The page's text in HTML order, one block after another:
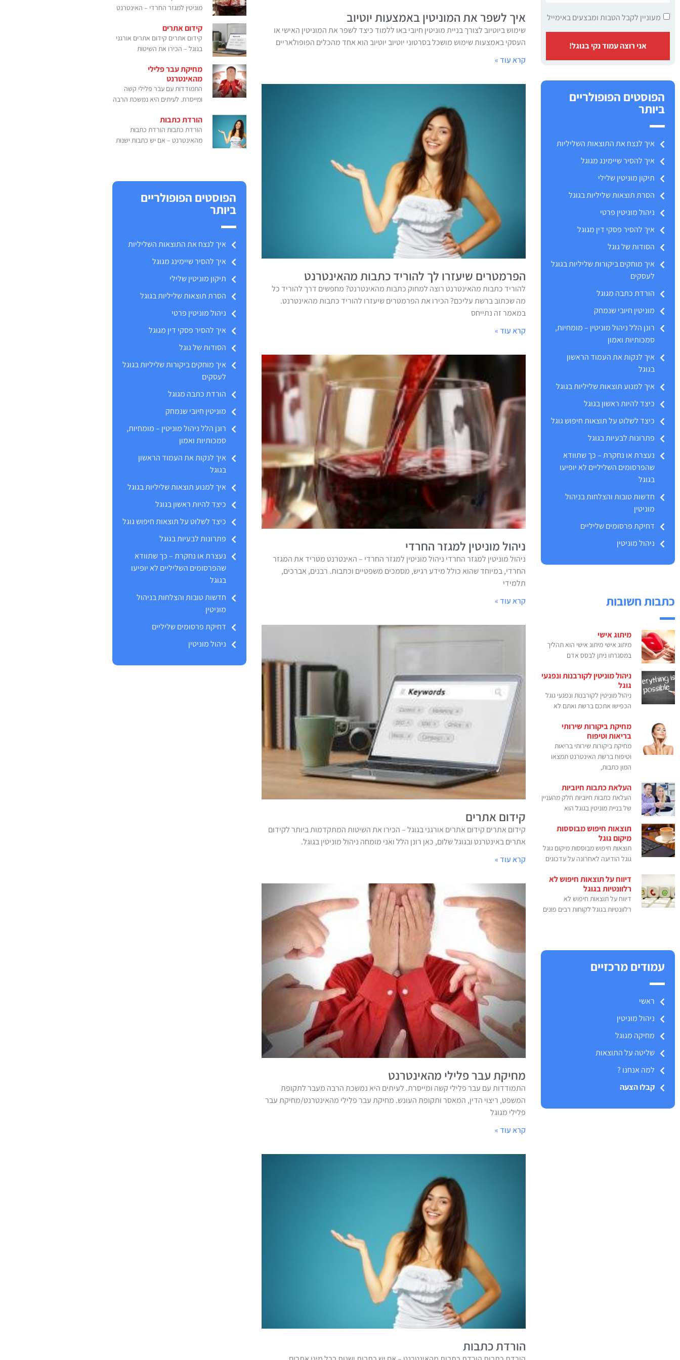
מעוניין לקבל הטבות ומבצעים באימייל
אני רוצה עמוד נקי בגוגל!
הפוסטים הפופולריים
ביותר
איך לנצח את התוצאות השליליות
איך להסיר שיימינג מגוגל
תיקון מוניטין שלילי
הסרת תוצאות שליליות בגוגל
ניהול מוניטין פרטי
איך להסיר פסקי דין מגוגל
הסודות של גוגל
איך מוחקים ביקורות שליליות בגוגל
לעסקים
הורדת כתבה מגוגל
מוניטין חיובי שנמחק
רונן הלל ניהול מוניטין – מומחיות,
סמכותיות ואמון
איך לנקות את העמוד הראשון
בגוגל
איך למנוע תוצאות שליליות בגוגל
כיצד להיות ראשון בגוגל
כיצד לשלוט על תוצאות חיפוש גוגל
פתרונות לבעיות בגוגל
נעצרת או נחקרת – כך שתוודא
שהפרסומים השליליים לא יופיעו
בגוגל
חדשות טובות והצלחות בניהול
מוניטין
דחיקת פרסומים שליליים
ניהול מוניטין
כתבות חשובות
מיתוג אישי
מיתוג אישי מיתוג אישי הוא תהליך
במסגרתו ניתן לבסס אדם
ניהול מוניטין לקורבנות ונפגעי
גוגל
ניהול מוניטין לקורבנות ונפגעי גוגל
הכפישו אתכם ברשת ואתם לא
מחיקת ביקורות שירותי
בריאות וטיפוח
מחיקת ביקורות שירותי בריאות
וטיפוח ברשת האינטרנט תמצאו
המון כתבות,
העלאת כתבות חיוביות
העלאת כתבות חיוביות חלק מהעניין
של בניית מוניטין בגוגל הוא
תוצאות חיפוש מבוססות
מיקום גוגל
תוצאות חיפוש מבוססות מיקום גוגל
גוגל הודיעה לאחרונה על עדכונים
דיווח על תוצאות חיפוש לא
רלוונטיות בגוגל
דיווח על תוצאות חיפוש לא
רלוונטיות בגוגל לקוחות רבים פונים
עמודים מרכזיים
ראשי
ניהול מוניטין
מחיקה מגוגל
שליטה על התוצאות
למה אנחנו ?
קבלו הצעה
איך לשפר את המוניטין באמצעות יוטיוב
שימוש ביוטיוב לצורך בניית מוניטין חיובי באו ללמוד כיצד לשפר את המוניטין האישי או
העסקי באמצעות שימוש מושכל בסרטוני יוטיוב יוטיוב הוא אחד מהכלים הפופולאריים
קרא עוד »
הפרמטרים שיעזרו לך להוריד כתבות מהאינטרנט
להוריד כתבות מהאינטרנט רוצה למחוק כתבות מהאינטרנט? מחפשים דרך להוריד כל
מה שכתוב ברשת עליכם? הכירו את הפרמטרים שיעזרו להוריד כתבות מהאינטרנט.
במאמר זה נתייחס
קרא עוד »
ניהול מוניטין למגזר החרדי
ניהול מוניטין למגזר החרדי ניהול מוניטין למגזר החרדי – האינטרנט מטריד את המגזר
החרדי, במיוחד שהוא כולל מידע רגיש, מסמכים משפטיים וכתבות. רבנים, אברכים,
תלמידי
קרא עוד »
קידום אתרים
קידום אתרים קידום אתרים אורגני בגוגל – הכירו את השיטות המתקדמות ביותר לקידום
אתרים באינטרנט ובגוגל שלום, כאן רונן הלל ואני מומחה ניהול מוניטין בגוגל.
קרא עוד »
מחיקת עבר פלילי מהאינטרנט
התמודדות עם עבר פלילי קשה ומייסרת. לעיתים היא נמשכת הרבה מעבר לתקופת
המשפט, ריצוי הדין, המאסר ותקופת העונש. מחיקת עבר פלילי מהאינטרנט/מחיקת עבר
פלילי מגוגל
קרא עוד »
הורדת כתבות
מוניטין למגזר החרדי – האינטרנט
קידום אתרים
קידום אתרים קידום אתרים אורגני
בגוגל – הכירו את השיטות
מחיקת עבר פלילי
מהאינטרנט
התמודדות עם עבר פלילי קשה
ומייסרת. לעיתים היא נמשכת הרבה
הורדת כתבות
הורדת כתבות הורדת כתבות
מהאינטרנט – אם יש כתבות ישנות
הפוסטים הפופולריים
ביותר
איך לנצח את התוצאות השליליות
איך להסיר שיימינג מגוגל
תיקון מוניטין שלילי
הסרת תוצאות שליליות בגוגל
ניהול מוניטין פרטי
איך להסיר פסקי דין מגוגל
הסודות של גוגל
איך מוחקים ביקורות שליליות בגוגל
לעסקים
הורדת כתבה מגוגל
מוניטין חיובי שנמחק
רונן הלל ניהול מוניטין – מומחיות,
סמכותיות ואמון
איך לנקות את העמוד הראשון
בגוגל
איך למנוע תוצאות שליליות בגוגל
כיצד להיות ראשון בגוגל
כיצד לשלוט על תוצאות חיפוש גוגל
פתרונות לבעיות בגוגל
נעצרת או נחקרת – כך שתוודא
שהפרסומים השליליים לא יופיעו
בגוגל
חדשות טובות והצלחות בניהול
מוניטין
דחיקת פרסומים שליליים
ניהול מוניטין